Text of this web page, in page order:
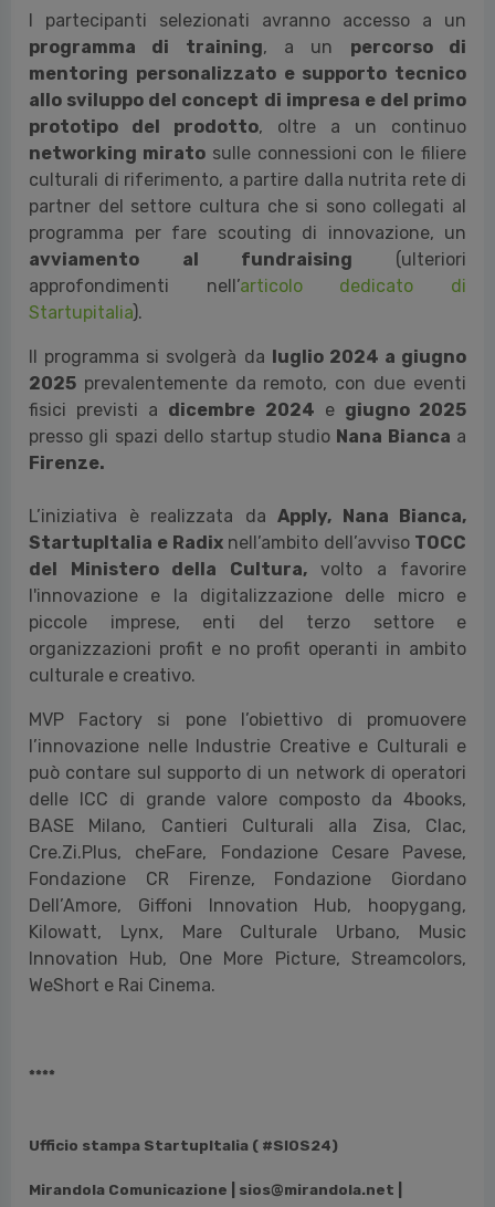
I partecipanti selezionati avranno accesso a un
programma di training, a un percorso di
mentoring personalizzato e supporto tecnico
allo sviluppo del concept di impresa e del primo
prototipo del prodotto, oltre a un continuo
networking miratosulle connessioni con le filiere
culturali di riferimento, a partire dalla nutrita rete di
partner del settore cultura che si sono collegati al
programma per fare scouting di innovazione, un
avviamento al fundraising (ulteriori
approfondimenti nell’articolo dedicato di
Startupitalia).
Il programma si svolgerà da
luglio 2024 a giugno
2025 prevalentemente da remoto, con due eventi
fisici previsti a dicembre 2024 e giugno 2025
presso gli spazi dello startup studio Nana Bianca a
Firenze.
L’iniziativa è realizzata da Apply, Nana Bianca,
StartupItalia e Radixnell’ambito dell’avviso TOCC
del Ministero della Cultura,volto a favorire
l'innovazione e la digitalizzazione delle micro e
piccole imprese, enti del terzo settore e
organizzazioni profit e no profit operanti in ambito
culturale e creativo.
MVP Factory si pone l’obiettivo di promuovere
l’innovazione nelle Industrie Creative e Culturali e
può contare sul supporto di un network di operatori
delle ICC di grande valore composto da 4books,
BASE Milano, Cantieri Culturali alla Zisa, Clac,
Cre.Zi.Plus, cheFare, Fondazione Cesare Pavese,
Fondazione CR Firenze, Fondazione Giordano
Dell’Amore, Giffoni Innovation Hub, hoopygang,
Kilowatt, Lynx, Mare Culturale Urbano, Music
Innovation Hub, One More Picture, Streamcolors,
WeShort e Rai Cinema.
****
Ufficio stampa StartupItalia ( #SIOS24)
Mirandola Comunicazione | sios@mirandola.net |